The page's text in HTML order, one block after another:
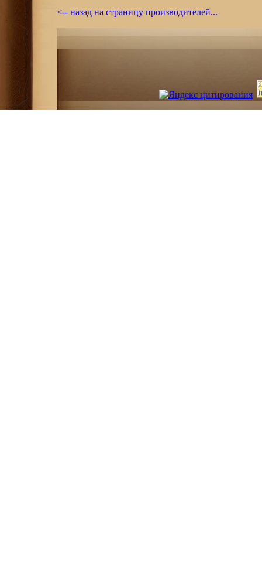
<-- назад на страницу производителей...